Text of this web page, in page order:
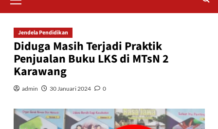
Jendela Pendidikan
Diduga Masih Terjadi Praktik
Penjualan Buku LKS di MTsN 2
Karawang
admin 30 Januari 2024 0